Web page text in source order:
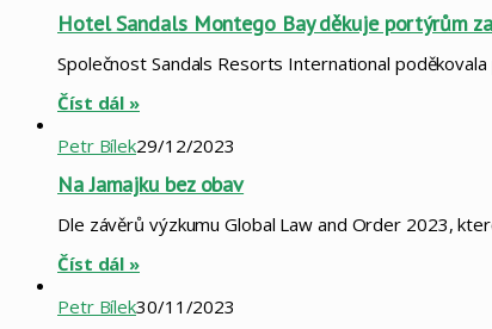
Hotel Sandals Montego Bay děkuje portýrům
Společnost Sandals Resorts International
Číst dál »
Petr Bílek29/12/2023
Na Jamajku bez obav
Dle závěrů výzkumu Global Law and Order 2023,
Číst dál »
Petr Bílek30/11/2023